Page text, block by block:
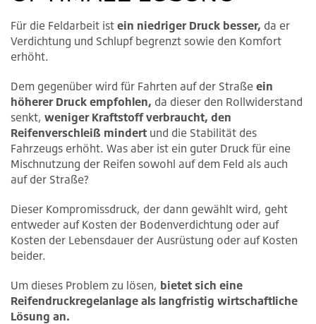
Für die Feldarbeit ist ein niedriger Druck besser, da er
Verdichtung und Schlupf begrenzt sowie den Komfort
erhöht.
Dem gegenüber wird für Fahrten auf der Straße ein
höherer Druck empfohlen, da dieser den Rollwiderstand
senkt, weniger Kraftstoff verbraucht, den
Reifenverschleiß mindertund die Stabilität des
Fahrzeugs erhöht. Was aber ist ein guter Druck für eine
Mischnutzung der Reifen sowohl auf dem Feld als auch
auf der Straße?
Dieser Kompromissdruck, der dann gewählt wird, geht
entweder auf Kosten der Bodenverdichtung oder auf
Kosten der Lebensdauer der Ausrüstung oder auf Kosten
beider.
Um dieses Problem zu lösen, bietet sich eine
Reifendruckregelanlage als langfristig wirtschaftliche
Lösung an.